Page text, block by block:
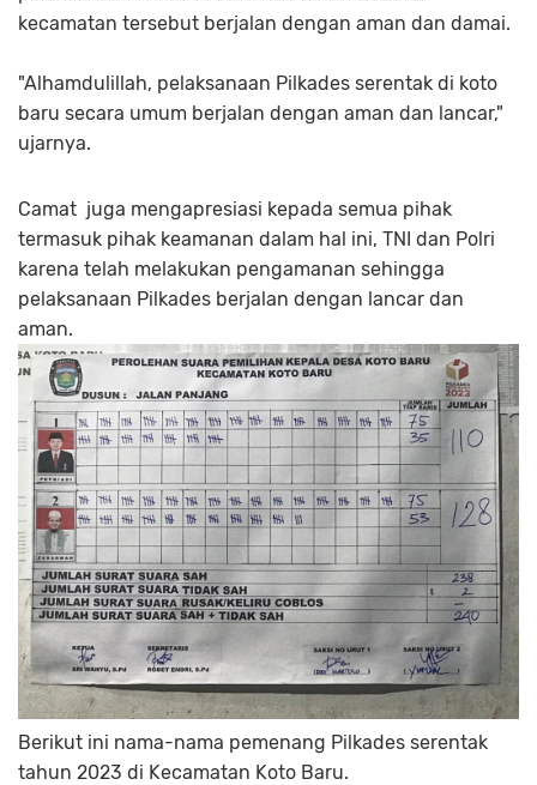
kecamatan tersebut berjalan dengan aman dan damai.
"Alhamdulillah, pelaksanaan Pilkades serentak di koto
baru secara umum berjalan dengan aman dan lancar,"
ujarnya.
Camat juga mengapresiasi kepada semua pihak
termasuk pihak keamanan dalam hal ini, TNI dan Polri
karena telah melakukan pengamanan sehingga
pelaksanaan Pilkades berjalan dengan lancar dan
aman.
Berikut ini nama-nama pemenang Pilkades serentak
tahun 2023 di Kecamatan Koto Baru.